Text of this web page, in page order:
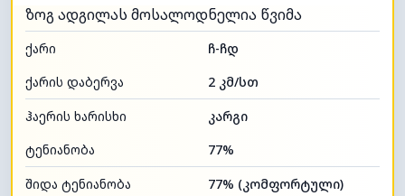
ზოგ ადგილას მოსალოდნელია წვიმა
ქარი
ჩ-ჩდ
ქარის დაბერვა
2 კმ/სთ
ჰაერის ხარისხი
კარგი
ტენიანობა
77%
შიდა ტენიანობა
77% (კომფორტული)